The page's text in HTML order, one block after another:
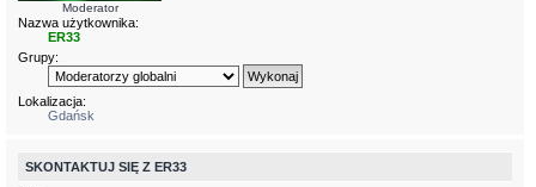
Moderator
Nazwa użytkownika:
ER33
Grupy:
Lokalizacja:
Gdańsk
SKONTAKTUJ SIĘ Z ER33